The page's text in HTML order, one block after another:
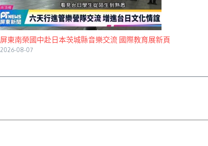
屏東南榮國中赴日本茨城縣音樂交流 國際教育展新頁
2026-08-07